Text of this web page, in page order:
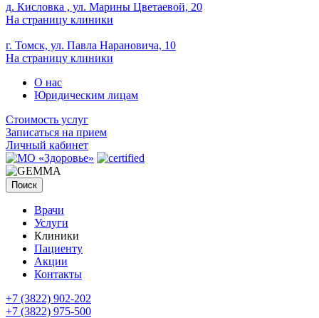
д. Кисловка , ул. Марины Цветаевой, 20
На страницу клиники
г. Томск, ул. Павла Нарановича, 10
На страницу клиники
О нас
Юридическим лицам
Стоимость услуг
Записаться на прием
Личный кабинет
Поиск
Врачи
Услуги
Клиники
Пациенту
Акции
Контакты
+7 (3822) 902-202
+7 (3822) 975-500